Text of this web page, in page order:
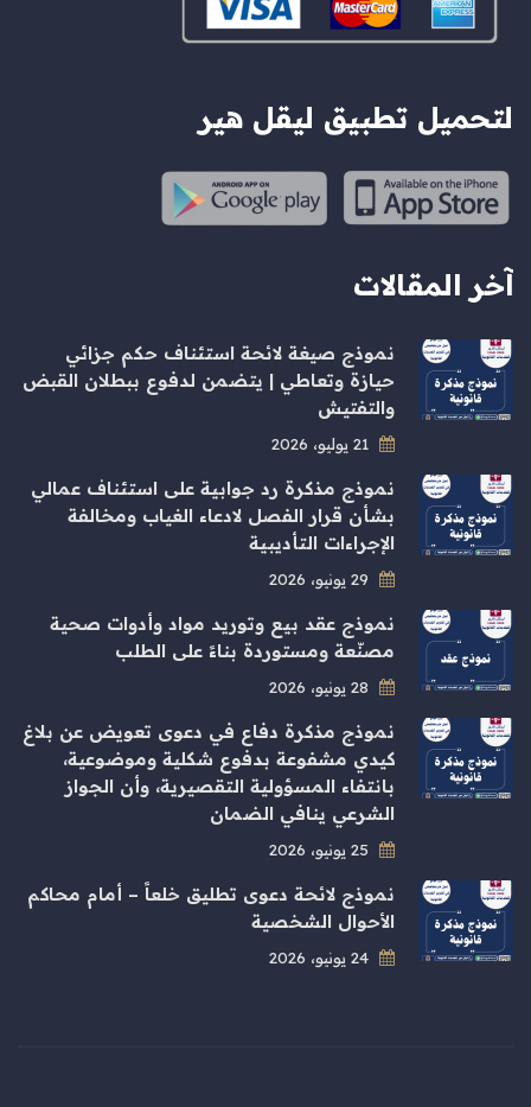
لتحميل تطبيق ليقل هير
آخر المقالات
نموذج صيغة لائحة استئناف حكم جزائي
حيازة وتعاطي | يتضمن لدفوع ببطلان القبض
والتفتيش
نموذج مذكرة رد جوابية على استئناف عمالي
بشأن قرار الفصل لادعاء الغياب ومخالفة
الإجراءات التأديبية
نموذج عقد بيع وتوريد مواد وأدوات صحية
مصنّعة ومستوردة بناءً على الطلب
نموذج مذكرة دفاع في دعوى تعويض عن بلاغ
كيدي مشفوعة بدفوع شكلية وموضوعية،
بانتفاء المسؤولية التقصيرية، وأن الجواز
الشرعي ينافي الضمان
نموذج لائحة دعوى تطليق خلعاً – أمام محاكم
الأحوال الشخصية